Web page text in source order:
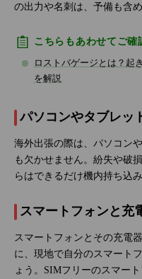
の出力や名刺は、予備も含
こちらもあわせてご確
ロストバゲージとは？起
を解説
パソコンやタブレッ
海外出張の際は、パソコン
も欠かせません。紛失や破
らはできるだけ機内持ち込
スマートフォンと充
スマートフォンとその充電
に、現地で自分のスマート
ょう。SIMフリーのスマー